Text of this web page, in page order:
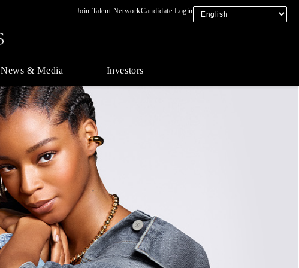
Join Talent NetworkCandidate Login
News & Media Investors